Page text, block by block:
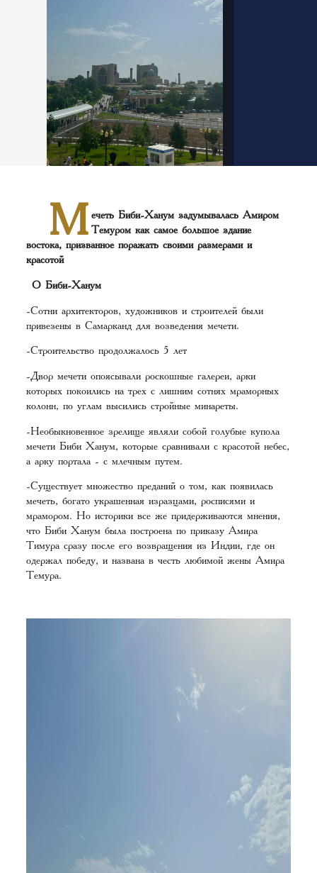
М ечеть Биби-Ханум задумывалась Амиром
Темуром как самое большое здание
востока, призванное поражать своими размерами и
красотой
О Биби-Ханум
-Сотни архитекторов, художников и строителей были
привезены в Самарканд для возведения мечети.
-Строительство продолжалось 5 лет
-Двор мечети опоясывали роскошные галереи, арки
которых покоились на трех с лишним сотнях мраморных
колонн, по углам высились стройные минареты.
-Необыкновенное зрелище являли собой голубые купола
мечети Биби Ханум, которые сравнивали с красотой небес,
а арку портала - с млечным путем.
-Существует множество преданий о том, как появилась
мечеть, богато украшенная изразцами, росписями и
мрамором. Но историки все же придерживаются мнения,
что Биби Ханум была построена по приказу Амира
Тимура сразу после его возвращения из Индии, где он
одержал победу, и названа в честь любимой жены Амира
Темура.